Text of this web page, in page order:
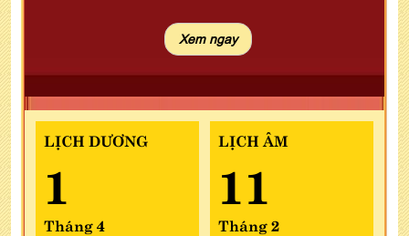
LỊCH DƯƠNG
1
Tháng 4
LỊCH ÂM
11
Tháng 2